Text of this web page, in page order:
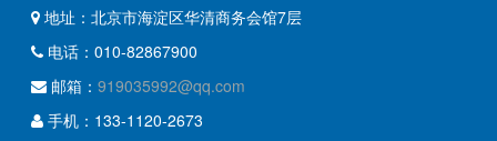
地址：北京市海淀区华清商务会馆7层
电话：010-82867900
邮箱：919035992@qq.com
手机：133-1120-2673